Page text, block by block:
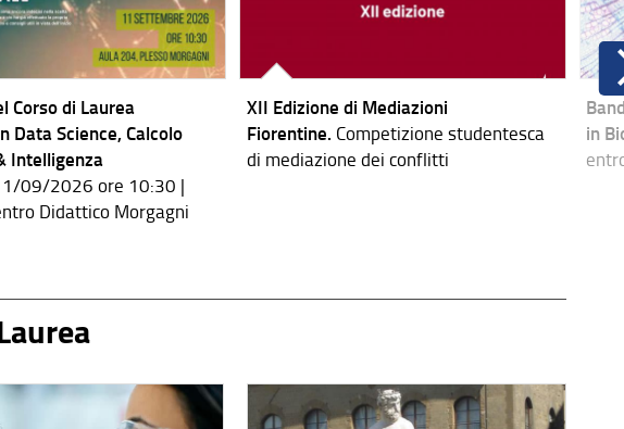
Corso di Laurea
Data Science, Calcolo
Intelligenza
09/2026 ore 10:30 |
Didattico Morgagni
XII Edizione di Mediazioni
Fiorentine. Competizione studentesca
di mediazione dei conflitti
in